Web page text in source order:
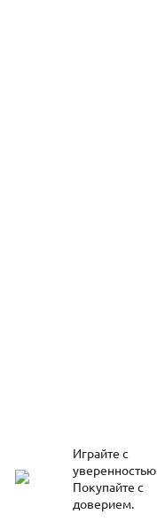
Играйте с
уверенностью.
Покупайте с
доверием.